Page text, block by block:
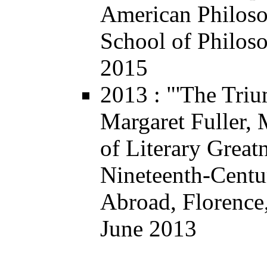
American
School of
2015
2013 : "'The
Margaret Fuller,
of Literary
Nineteenth-
Abroad,
June 2013